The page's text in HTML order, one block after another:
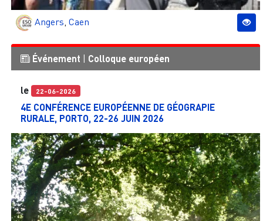
Angers, Caen
Événement Colloque européen
le 22-06-2026
4E CONFÉRENCE EUROPÉENNE DE GÉOGRAPIE
RURALE, PORTO, 22-26 JUIN 2026